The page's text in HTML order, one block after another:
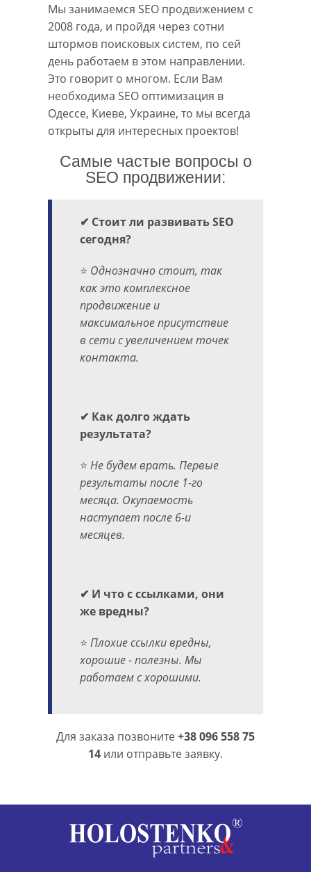
Мы занимаемся SEO продвижением с
2008 года, и пройдя через сотни
штормов поисковых систем, по сей
день работаем в этом направлении.
Это говорит о многом. Если Вам
необходима SEO оптимизация в
Одессе, Киеве, Украине, то мы всегда
открыты для интересных проектов!
Самые частые вопросы о
SEO продвижении:
✔ Стоит ли развивать SEO
сегодня?
⭐ Однозначно стоит, так
как это комплексное
продвижение и
максимальное присутствие
в сети с увеличением точек
контакта.
✔ Как долго ждать
результата?
⭐ Не будем врать. Первые
результаты после 1-го
месяца. Окупаемость
наступает после 6-и
месяцев.
✔ И что с ссылками, они
же вредны?
⭐ Плохие ссылки вредны,
хорошие - полезны. Мы
работаем с хорошими.
Для заказа позвоните+38 096 558 75
14 или отправьте заявку.